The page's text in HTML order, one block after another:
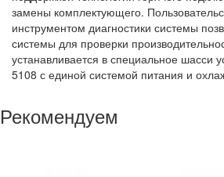
замены комплектующего.
инструментом диагностики системы
системы для проверки
устанавливается в специальное шасси
5108 с единой системой питания и
Рекомендуем